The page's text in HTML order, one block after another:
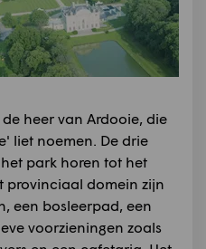
heer van Ardooie, die
liet noemen. De drie
park horen tot het
provinciaal domein zijn
een bosleerpad, een
voorzieningen zoals